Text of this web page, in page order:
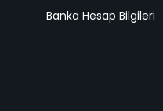
Banka Hesap Bilgileri